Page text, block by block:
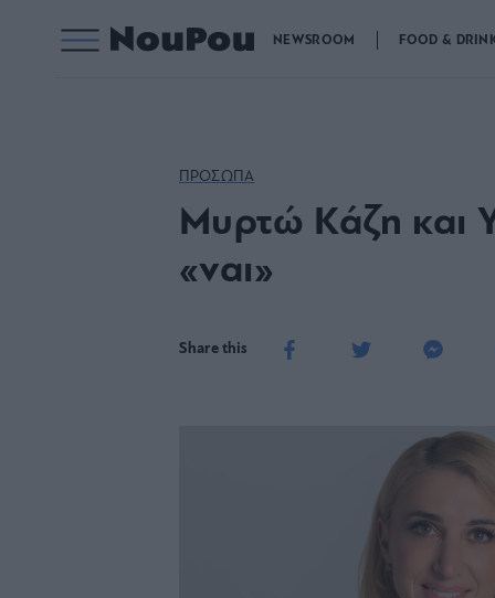
NEWSROOM FOOD &
ΠΡΟΣΩΠΑ
Μυρτώ Κάζη και
«ναι»
Share this